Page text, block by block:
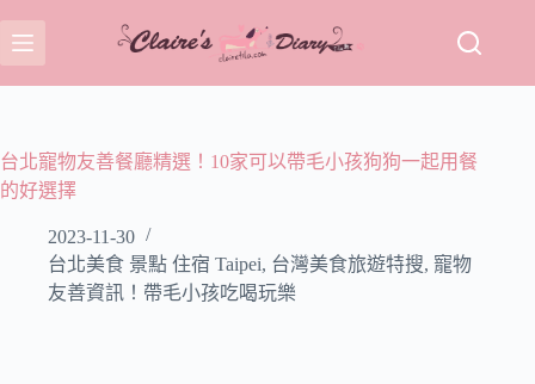
至
主
容
台北寵物友善餐廳精選！10家可以帶毛小孩狗狗一起用餐
的好選擇
2023-11-30
台北美食 景點 住宿 Taipei, 台灣美食旅遊特搜, 寵物
友善資訊！帶毛小孩吃喝玩樂